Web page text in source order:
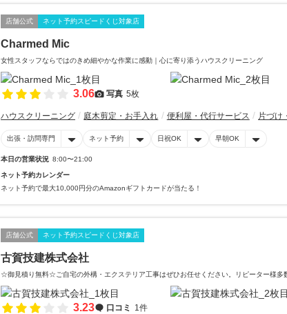
店舗公式 ネット予約スピードくじ対象店
Charmed Mic
女性スタッフならではのきめ細やかな作業に感動｜心に寄り添うハウスクリーニング
3.06 写真 5枚
ハウスクリーニング 庭木剪定・お手入れ 便利屋・代行サービス 片づけ
出張・訪問専門 ネット予約 日祝OK 早朝OK
本日の営業状況 8:00〜21:00
ネット予約カレンダー
ネット予約で最大10,000円分のAmazonギフトカードが当たる！
店舗公式 ネット予約スピードくじ対象店
古賀技建株式会社
☆御見積り無料☆ご自宅の外構・エクステリア工事はぜひお任せください。リピーター様
3.23 口コミ 1件